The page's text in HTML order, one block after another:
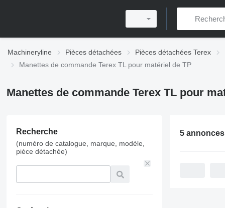
Machineryline Pièces détachées Pièces détachées Terex
Manettes de commande Terex TL pour matériel de TP
Manettes de commande Terex TL pour
Recherche
(numéro de catalogue, marque, modèle,
pièce détachée)
5